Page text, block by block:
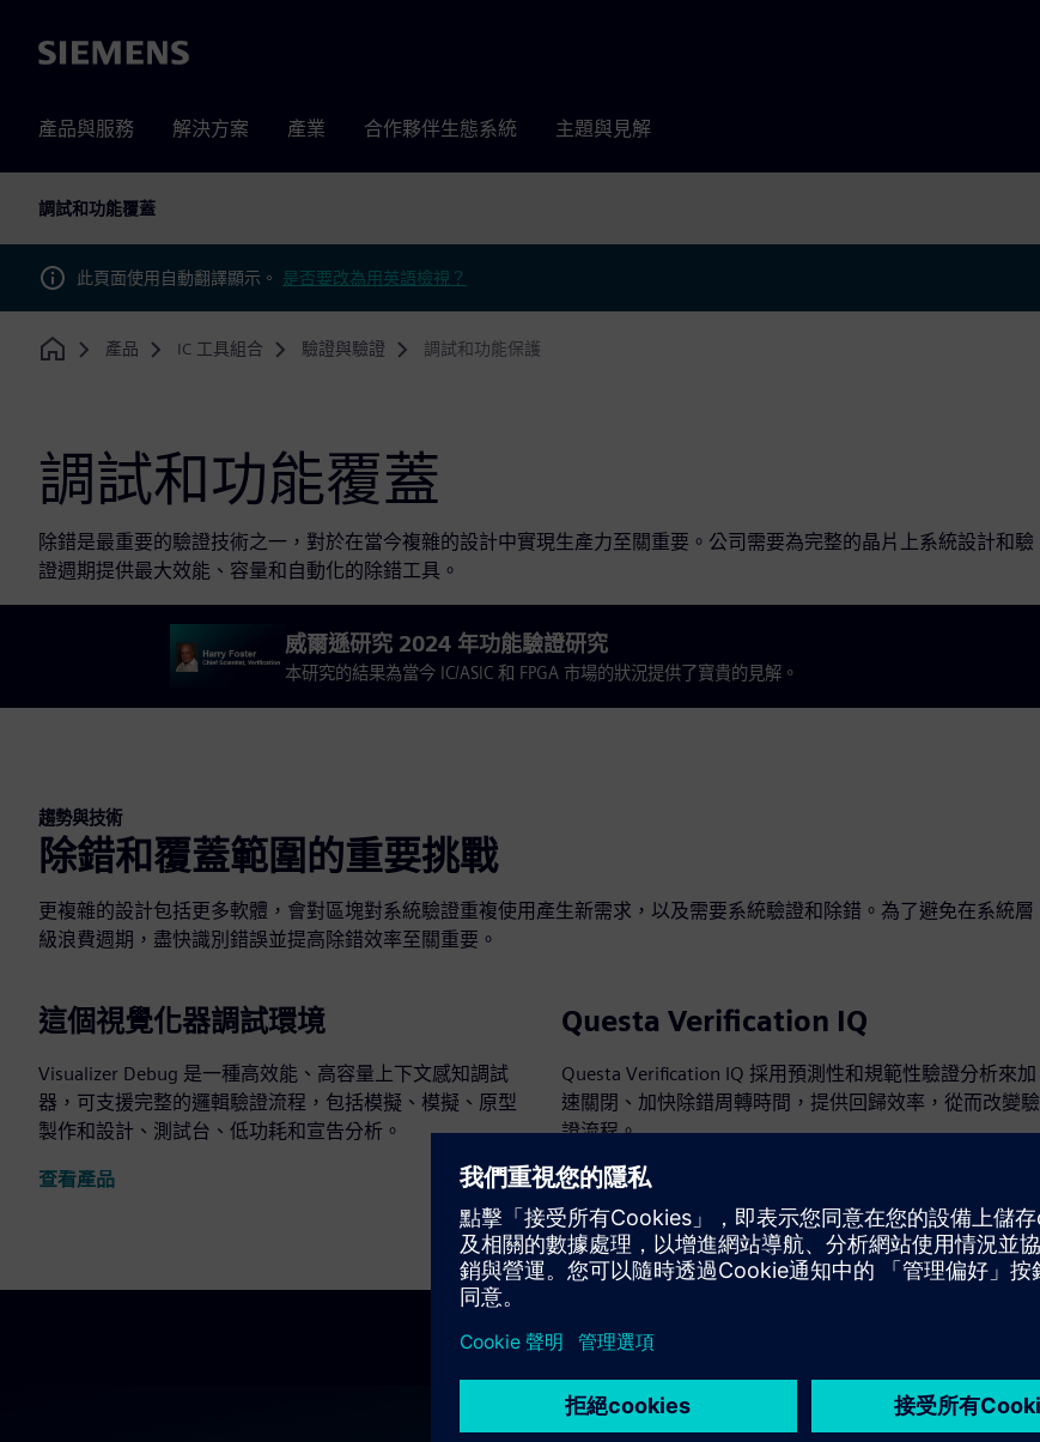
Siemens
產品與服務 解決方案 產業 合作夥伴生態系統 主題與見解
調試和功能覆蓋
此頁面使用自動翻譯顯示。 是否要改為用英語檢視？
Home
產品 IC 工具組合 驗證與驗證 調試和功能保護
調試和功能覆蓋
除錯是最重要的驗證技術之一，對於在當今複雜的設計中實現生產力至關重要。公司需要為完整的晶片上系統設計和驗
證週期提供最大效能、容量和自動化的除錯工具。
威爾遜研究 2024 年功能驗證研究
本研究的結果為當今 IC/ASIC 和 FPGA 市場的狀況提供了寶貴的見解。
趨勢與技術
除錯和覆蓋範圍的重要挑戰
更複雜的設計包括更多軟體，會對區塊對系統驗證重複使用產生新需求，以及需要系統驗證和除錯。為了避免在系統層
級浪費週期，盡快識別錯誤並提高除錯效率至關重要。
這個視覺化器調試環境
Visualizer Debug 是一種高效能、高容量上下文感知調試
器，可支援完整的邏輯驗證流程，包括模擬、模擬、原型
製作和設計、測試台、低功耗和宣告分析。
查看產品
Questa Verification IQ
Questa Verification IQ 採用預測性和規範性驗證分析來加
速關閉、加快除錯周轉時間，提供回歸效率，從而改變驗
證流程。
查看產品